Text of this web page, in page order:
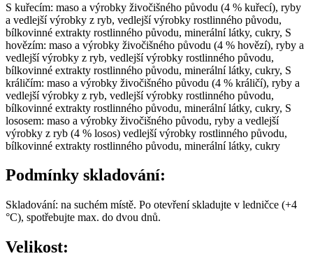
S kuřecím: maso a výrobky živočišného původu (4 % kuřecí), ryby
a vedlejší výrobky z ryb, vedlejší výrobky rostlinného původu,
bílkovinné extrakty rostlinného původu, minerální látky, cukry, S
hovězím: maso a výrobky živočišného původu (4 % hovězí), ryby a
vedlejší výrobky z ryb, vedlejší výrobky rostlinného původu,
bílkovinné extrakty rostlinného původu, minerální látky, cukry, S
králičím: maso a výrobky živočišného původu (4 % králičí), ryby a
vedlejší výrobky z ryb, vedlejší výrobky rostlinného původu,
bílkovinné extrakty rostlinného původu, minerální látky, cukry, S
lososem: maso a výrobky živočišného původu, ryby a vedlejší
výrobky z ryb (4 % losos) vedlejší výrobky rostlinného původu,
bílkovinné extrakty rostlinného původu, minerální látky, cukry
Podmínky skladování:
Skladování: na suchém místě. Po otevření skladujte v ledničce (+4
°C), spotřebujte max. do dvou dnů.
Velikost: